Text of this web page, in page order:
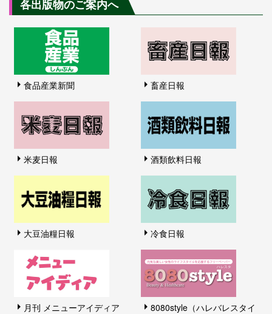
各出版物のご案内へ
食品産業新聞 畜産日報
米麦日報 酒類飲料日報
大豆油糧日報 冷食日報
月刊 メニューアイディア
8080style（ハレバレスタイ